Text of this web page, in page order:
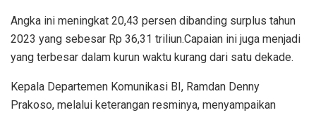
Angka ini meningkat 20,43 persen dibanding surplus tahun
2023 yang sebesar Rp 36,31 triliun.Capaian ini juga menjadi
yang terbesar dalam kurun waktu kurang dari satu dekade.
Kepala Departemen Komunikasi BI, Ramdan Denny
Prakoso, melalui keterangan resminya, menyampaikan